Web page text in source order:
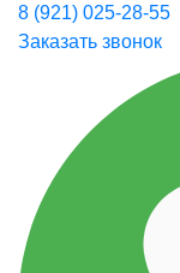
8 (921) 025-28-55
Заказать звонок